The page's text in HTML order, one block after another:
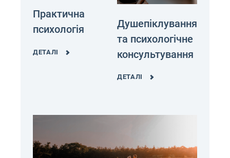
Практична
психологія
ДЕТАЛІ
Душепіклування
та психологічне
консультування
ДЕТАЛІ